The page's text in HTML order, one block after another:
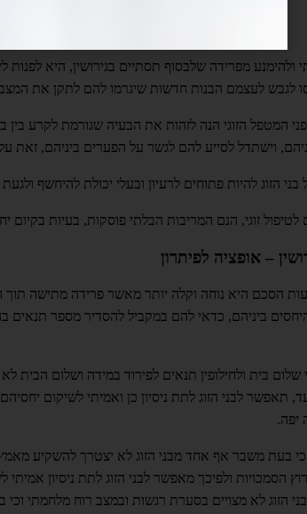
מפרידה שלבסוף תסתיים בגירושין, היא לפנות
ינסו לגבש לעצמם הבנות חדשות שיגרמו להם לתקן את
המטפל הזוגי הנה לזהות את הבעיה שגורמת לקרע בין
וישתדל לסייע להם לגשר על הפערים ביניהם, זאת
הזוג להיות פתוחים לרעיון ובעלי יכולת להיחשף
לטיפול זוגי, הנם המריבות הבלתי פוסקות, בעיות בקיום
– אופציה לפיתרון
הסכם היא נוחה וקלה יותר מאשר פרידה מתישה
ביניהם, כדאי להם במקביל להסדיר מספר תנאים
בית ולחילופין תנאים לפירוד במידה ושלום הבית
תאפשר לבני הזוג לתת ניסיון כן ואמיתי לשיקום
יפה.
כי בעת משבר אף אחד מבני הזוג לא יצטרך להשקיע
הסמכויות ולפיכך מאפשר לבני הזוג לתת ניסיון אמיתי
הזוג לא מצויים בסערת רגשות ובמצב רוח מלחמתי